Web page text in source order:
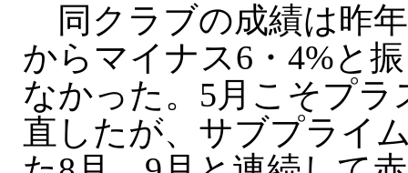
同クラブの成績は昨
からマイナス6・4%と
なかった。5月こそプラ
直したが、サブプライ